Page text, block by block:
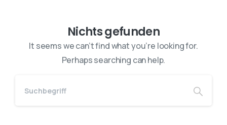
Nichts gefunden
It seems we can’t find what you’re looking for.
Perhaps searching can help.